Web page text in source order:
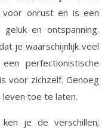
onrust en is een
en ontspanning.
je waarschijnlijk veel
perfectionistische
voor zichzelf. Genoeg
toe te laten.
ken je de verschillen;